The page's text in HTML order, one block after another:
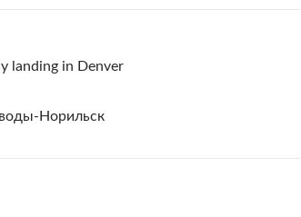
landing in Denver
Норильск